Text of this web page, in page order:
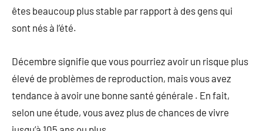
êtes beaucoup plus stable par rapport à des gens qui
sont nés à l’été.
Décembre signifie que vous pourriez avoir un risque plus
élevé de problèmes de reproduction, mais vous avez
tendance à avoir une bonne santé générale . En fait,
selon une étude, vous avez plus de chances de vivre